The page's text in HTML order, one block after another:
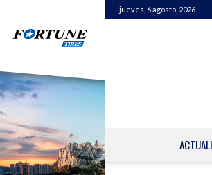
jueves, 6 agosto, 2026